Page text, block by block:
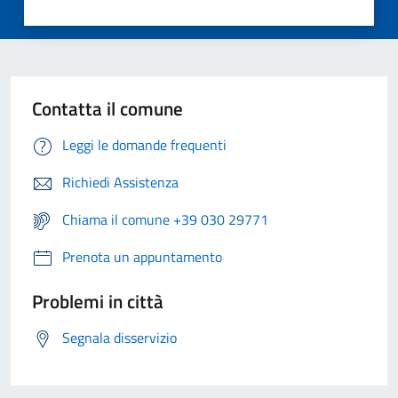
Contatta il comune
Leggi le domande frequenti
Richiedi Assistenza
Chiama il comune +39 030 29771
Prenota un appuntamento
Problemi in città
Segnala disservizio